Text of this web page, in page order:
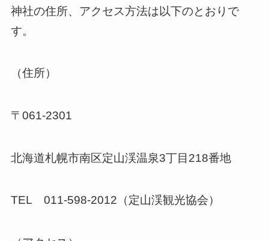
神社の住所、アクセス方法は以下のとおりで
す。
（住所）
〒061-2301
北海道札幌市南区定山渓温泉3丁目218番地
TEL 011-598-2012（定山渓観光協会）